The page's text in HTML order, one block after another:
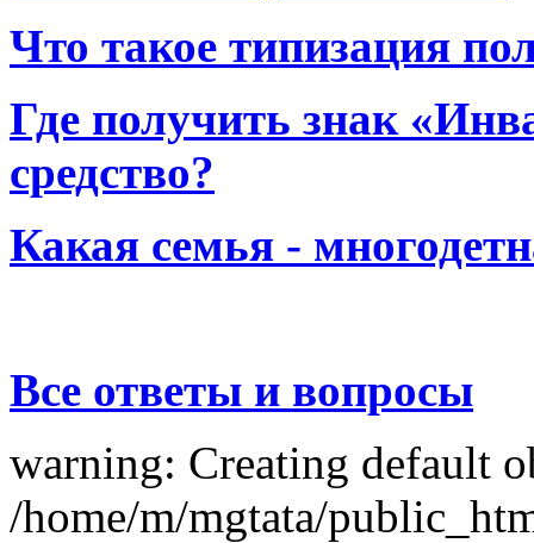
Что такое типизация
Где получить знак
средство?
Какая семья -
Все ответы и вопросы
warning: Creating default
/home/m/mgtata/